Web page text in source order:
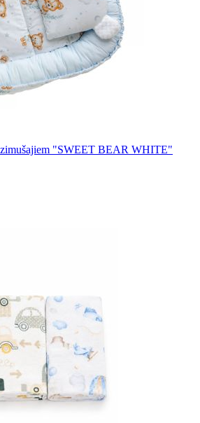
"SWEET BEAR WHITE"